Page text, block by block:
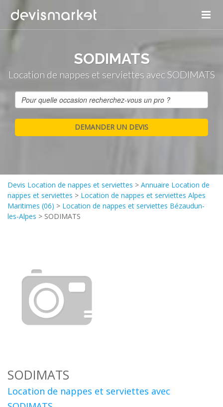
SODIMATS
Location de nappes et serviettes avec SODIMATS
Devis Location de nappes et serviettes > Annuaire Location de
nappes et serviettes > Location de nappes et serviettes Alpes
Maritimes (06) > Location de nappes et serviettes Bézaudun-
les-Alpes > SODIMATS
SODIMATS
Location de nappes et serviettes avec